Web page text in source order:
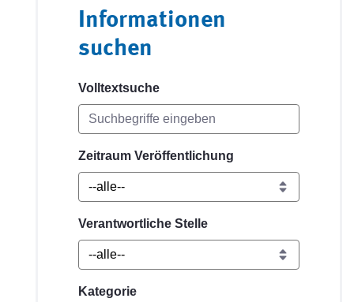
Informationen
suchen
Volltextsuche
Zeitraum Veröffentlichung
Verantwortliche Stelle
Kategorie